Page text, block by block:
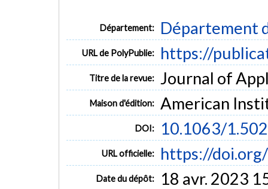
Département: Département
URL de PolyPublie: https://
Titre de la revue: Journal of
Maison d'édition: American
DOI: 10.1063/
URL officielle: https://
Date du dépôt: 18 avr. 2023